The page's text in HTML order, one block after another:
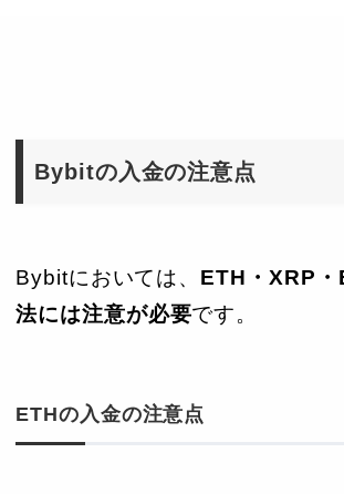
Bybitの入金の注意点
Bybitにおいては、 ETH・XRP・
法には注意が必要です。
ETHの入金の注意点